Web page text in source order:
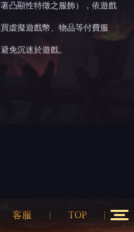
凸顯性特徵之服飾），依遊戲
虛擬遊戲幣、物品等付費服
免沉迷於遊戲。
客服 TOP 12